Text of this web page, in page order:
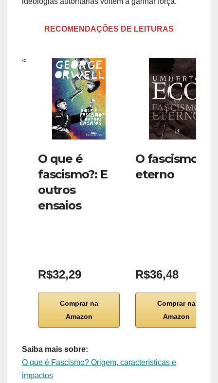
RECOMENDAÇÕES DE LEITURAS
<
O que é
fascismo?: E
outros
ensaios
R$32,29
Comprar na
Amazon
O fascismo
eterno
R$36,48
Comprar na
Amazon
Saiba mais sobre:
O que é Fascismo? Origem, características e
impactos